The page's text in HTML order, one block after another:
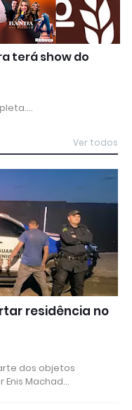
terá show do
Ver todos
residência no
dos objetos
Machad…